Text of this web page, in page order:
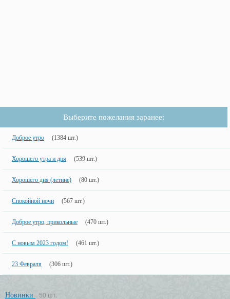
Выберите пожелания заранее:
Доброе утро (1384 шт.)
Хорошего утра и дня (539 шт.)
Хорошего дня (летние) (80 шт.)
Спокойной ночи (567 шт.)
Доброе утро, прикольные (470 шт.)
С новым 2023 годом! (461 шт.)
23 Февраля (306 шт.)
Новинки 50 шт.